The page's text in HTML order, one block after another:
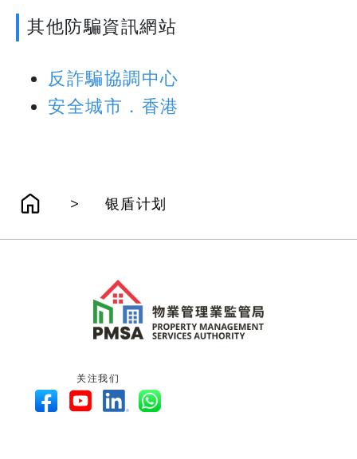
其他防騙資訊網站
反詐騙協調中心​​​​​​​
安全城市．香港
> 银盾计划
关注我们